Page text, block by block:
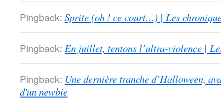
Pingback: Sprite (oh ! ce court…) | Les
Pingback: En juillet, tentons l’ultra-violence |
Pingback: Une dernière tranche d’Halloween,
d'un newbie